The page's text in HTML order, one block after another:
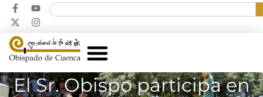
El Sr. Obispo participa en